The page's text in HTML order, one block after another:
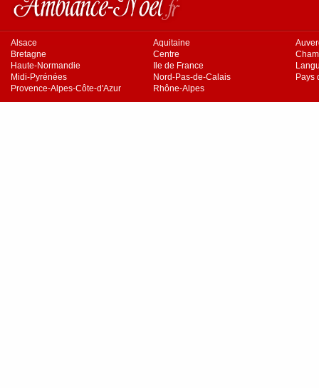
Alsace Aquitaine
Bretagne
Centre
Haute-Normandie
Ile de France
Midi-Pyrénées
Nord-Pas-de-Calais
Pays
Provence-Alpes-Côte-d'Azur
Rhône-Alpes